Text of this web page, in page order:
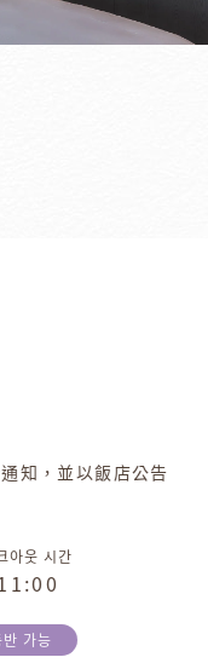
知，並以飯店公告
아웃 시간
11:00
반 가능